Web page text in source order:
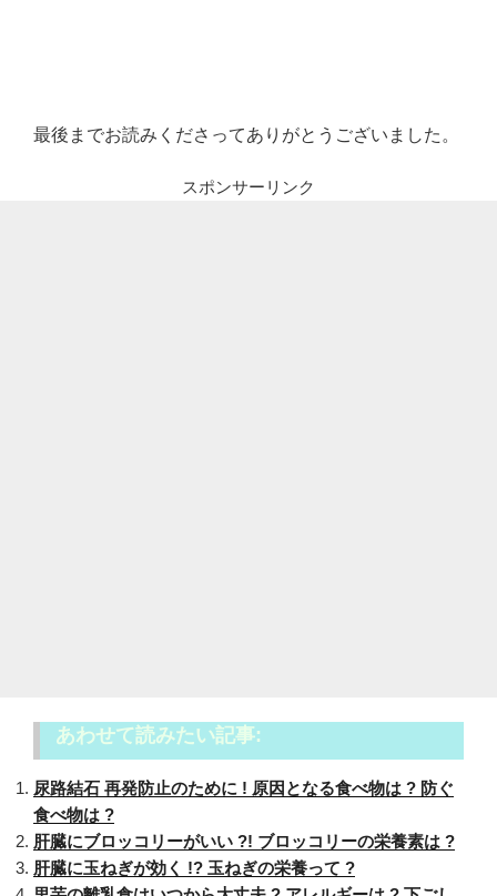
最後までお読みくださってありがとうございました。
スポンサーリンク
あわせて読みたい記事:
尿路結石 再発防止のために ! 原因となる食べ物は ? 防ぐ
食べ物は ?
肝臓にブロッコリーがいい ?! ブロッコリーの栄養素は ?
肝臓に玉ねぎが効く !? 玉ねぎの栄養って ?